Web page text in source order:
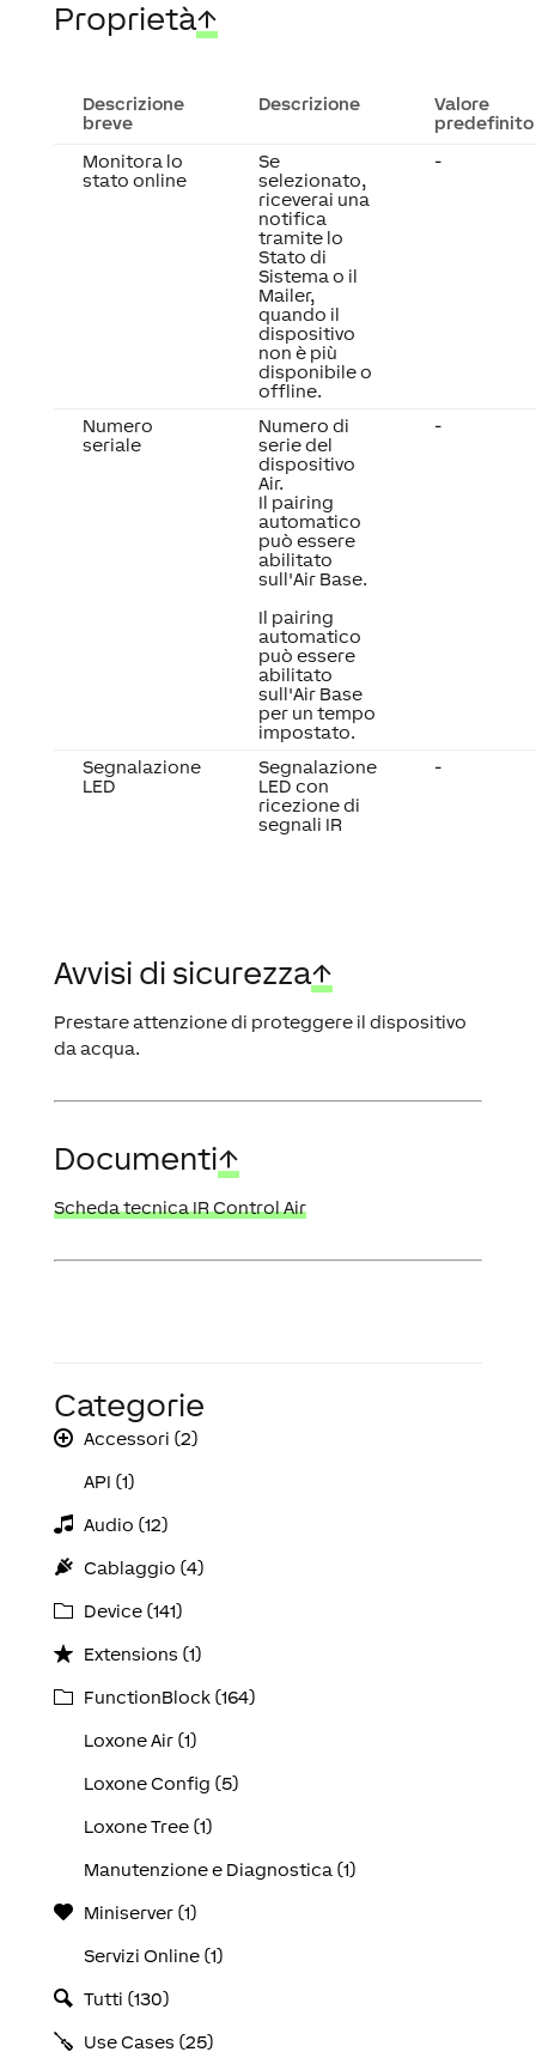
Proprietà↑
Descrizione
breve
Descrizione
Valore
predefinito
Monitora lo
stato online
Se
selezionato,
riceverai una
notifica
tramite lo
Stato di
Sistema o il
Mailer,
quando il
dispositivo
non è più
disponibile o
offline.
-
Numero
seriale
Numero di
serie del
dispositivo
Air.
Il pairing
automatico
può essere
abilitato
sull'Air Base.
Il pairing
automatico
può essere
abilitato
sull'Air Base
per un tempo
impostato.
-
Segnalazione
LED
Segnalazione
LED con
ricezione di
segnali IR
-
Avvisi di sicurezza↑
Prestare attenzione di proteggere il dispositivo
da acqua.
Documenti↑
Scheda tecnica IR Control Air
Categorie
Accessori (2)
API (1)
Audio (12)
Cablaggio (4)
Device (141)
Extensions (1)
FunctionBlock (164)
Loxone Air (1)
Loxone Config (5)
Loxone Tree (1)
Manutenzione e Diagnostica (1)
Miniserver (1)
Servizi Online (1)
Tutti (130)
Use Cases (25)